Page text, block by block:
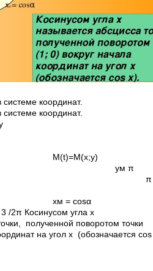
координат.
координат.
ум
cosα
угла х
полученной поворотом точки
на угол х (обозначается